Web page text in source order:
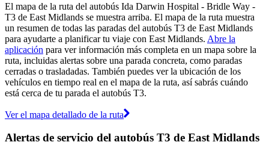
El mapa de la ruta del autobús Ida Darwin Hospital - Bridle Way -
T3 de East Midlands se muestra arriba. El mapa de la ruta muestra
un resumen de todas las paradas del autobús T3 de East Midlands
para ayudarte a planificar tu viaje con East Midlands. Abre la
aplicación para ver información más completa en un mapa sobre la
ruta, incluidas alertas sobre una parada concreta, como paradas
cerradas o trasladadas. También puedes ver la ubicación de los
vehículos en tiempo real en el mapa de la ruta, así sabrás cuándo
está cerca de tu parada el autobús T3.
Ver el mapa detallado de la ruta
Alertas de servicio del autobús T3 de East Midlands